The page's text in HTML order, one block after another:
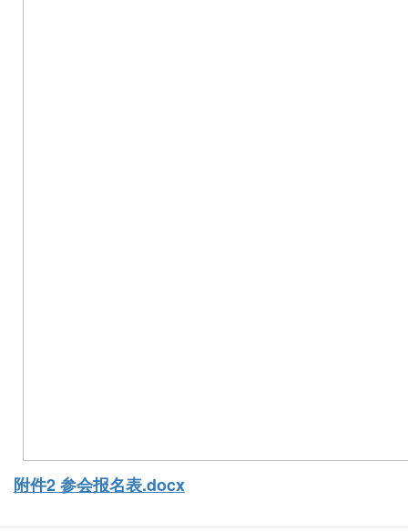
附件2 参会报名表.docx